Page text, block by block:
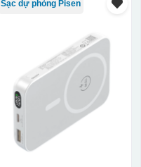
Sạc dự phòng Pisen